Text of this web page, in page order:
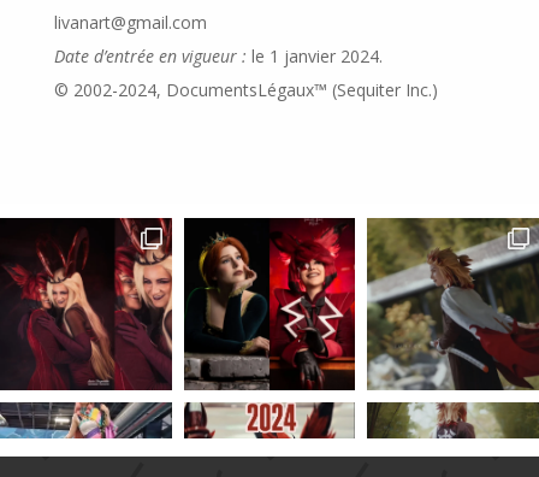
livanart@gmail.com
Date d’entrée en vigueur : le 1 janvier 2024.
© 2002-2024, DocumentsLégaux™ (Sequiter Inc.)